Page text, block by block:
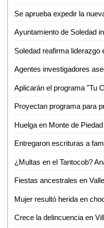
Aplicarán el programa "Tu
Proyectan programa para
Entregaron escrituras a
Mujer resultó herida en